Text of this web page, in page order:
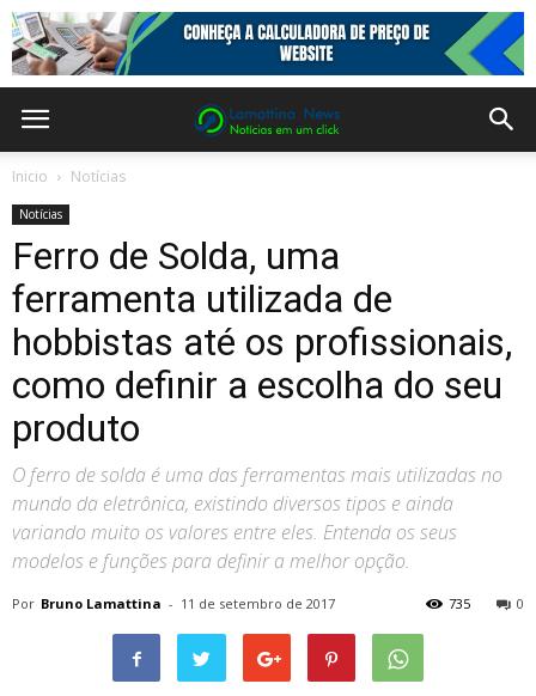
Inicio Notícias
Notícias
Ferro de Solda, uma
ferramenta utilizada de
hobbistas até os profissionais,
como definir a escolha do seu
produto
O ferro de solda é uma das ferramentas mais utilizadas no
mundo da eletrônica, existindo diversos tipos e ainda
variando muito os valores entre eles. Entenda os seus
modelos e funções para definir a melhor opção.
Por Bruno Lamattina - 11 de setembro de 2017 0
735